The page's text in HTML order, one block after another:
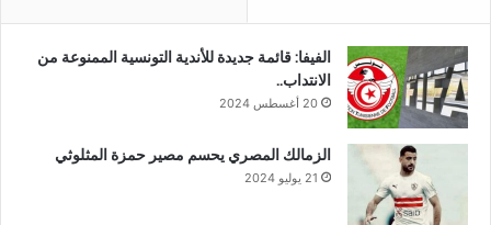
الفيفا: قائمة جديدة للأندية التونسية الممنوعة من
الانتداب..
20 أغسطس 2024
الزمالك المصري يحسم مصير حمزة المثلوثي
21 يوليو 2024